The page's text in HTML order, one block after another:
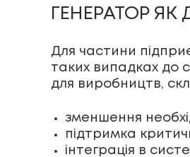
ГЕНЕРАТОР
Для частини
таких випадках до
для виробництв,
зменшення
підтримка
інтеграція в